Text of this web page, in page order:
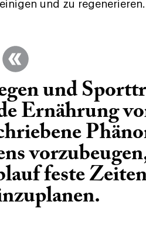
und zu regenerieren.
und
Ernährung
feste